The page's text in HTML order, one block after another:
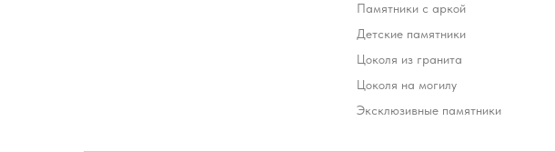
Памятники с аркой
Детские памятники
Цоколя из гранита
Цоколя на могилу
Эксклюзивные памятники